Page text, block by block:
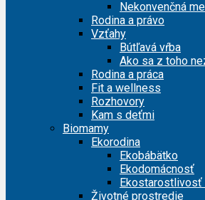
Nekonvenčná
Rodina a právo
Vzťahy
Bútľavá vŕba
Ako sa z toho
Rodina a práca
Fit a wellness
Rozhovory
Kam s deťmi
Biomamy
Ekorodina
Ekobábätko
Ekodomácnosť
Ekostarostlivosť
Životné prostredie